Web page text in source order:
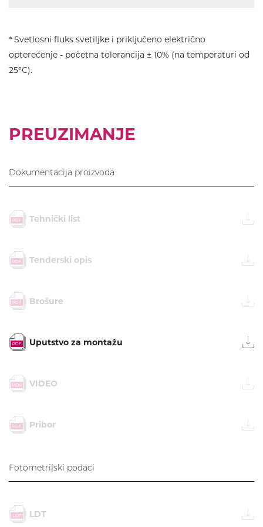
* Svetlosni fluks svetiljke i priključeno električno
opterećenje - početna tolerancija ± 10% (na temperaturi od
25°C).
PREUZIMANJE
Dokumentacija proizvoda
Tehnički list
Tenderski opis
Brošure
Uputstvo za montažu
VIDEO
Pribor
Fotometrijski podaci
LDT